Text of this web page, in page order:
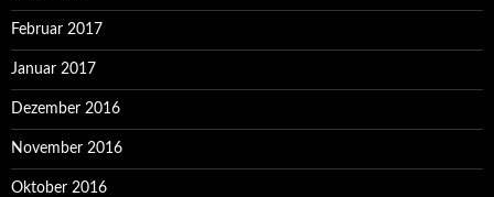
Februar 2017
Januar 2017
Dezember 2016
November 2016
Oktober 2016